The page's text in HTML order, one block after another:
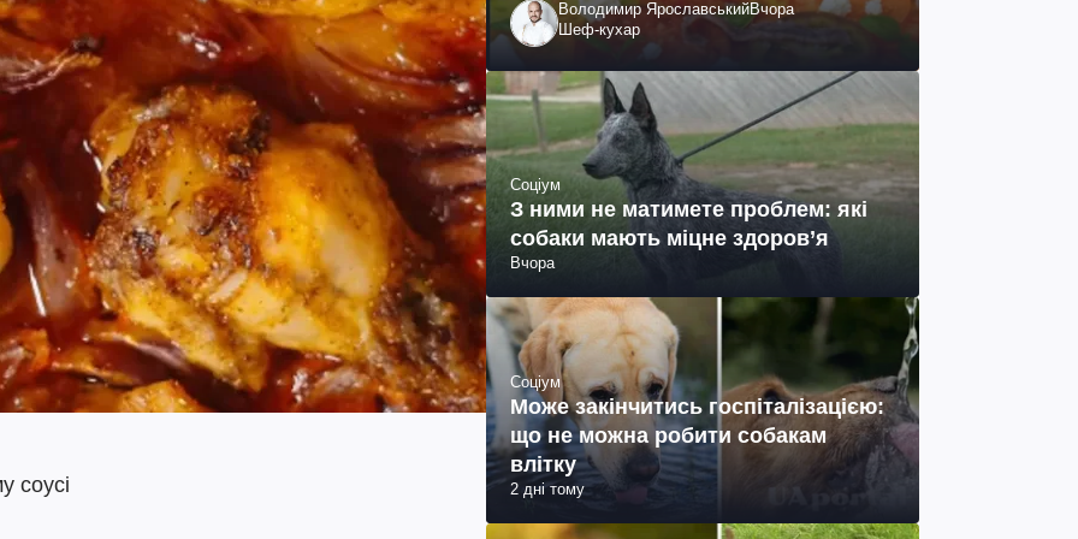
соусі
Володимир ЯрославськийВчора
Шеф-кухар
Соціум
З ними не матимете проблем: які
собаки мають міцне здоров’я
Вчора
Соціум
Може закінчитись госпіталізацією:
що не можна робити собакам
влітку
2 дні тому